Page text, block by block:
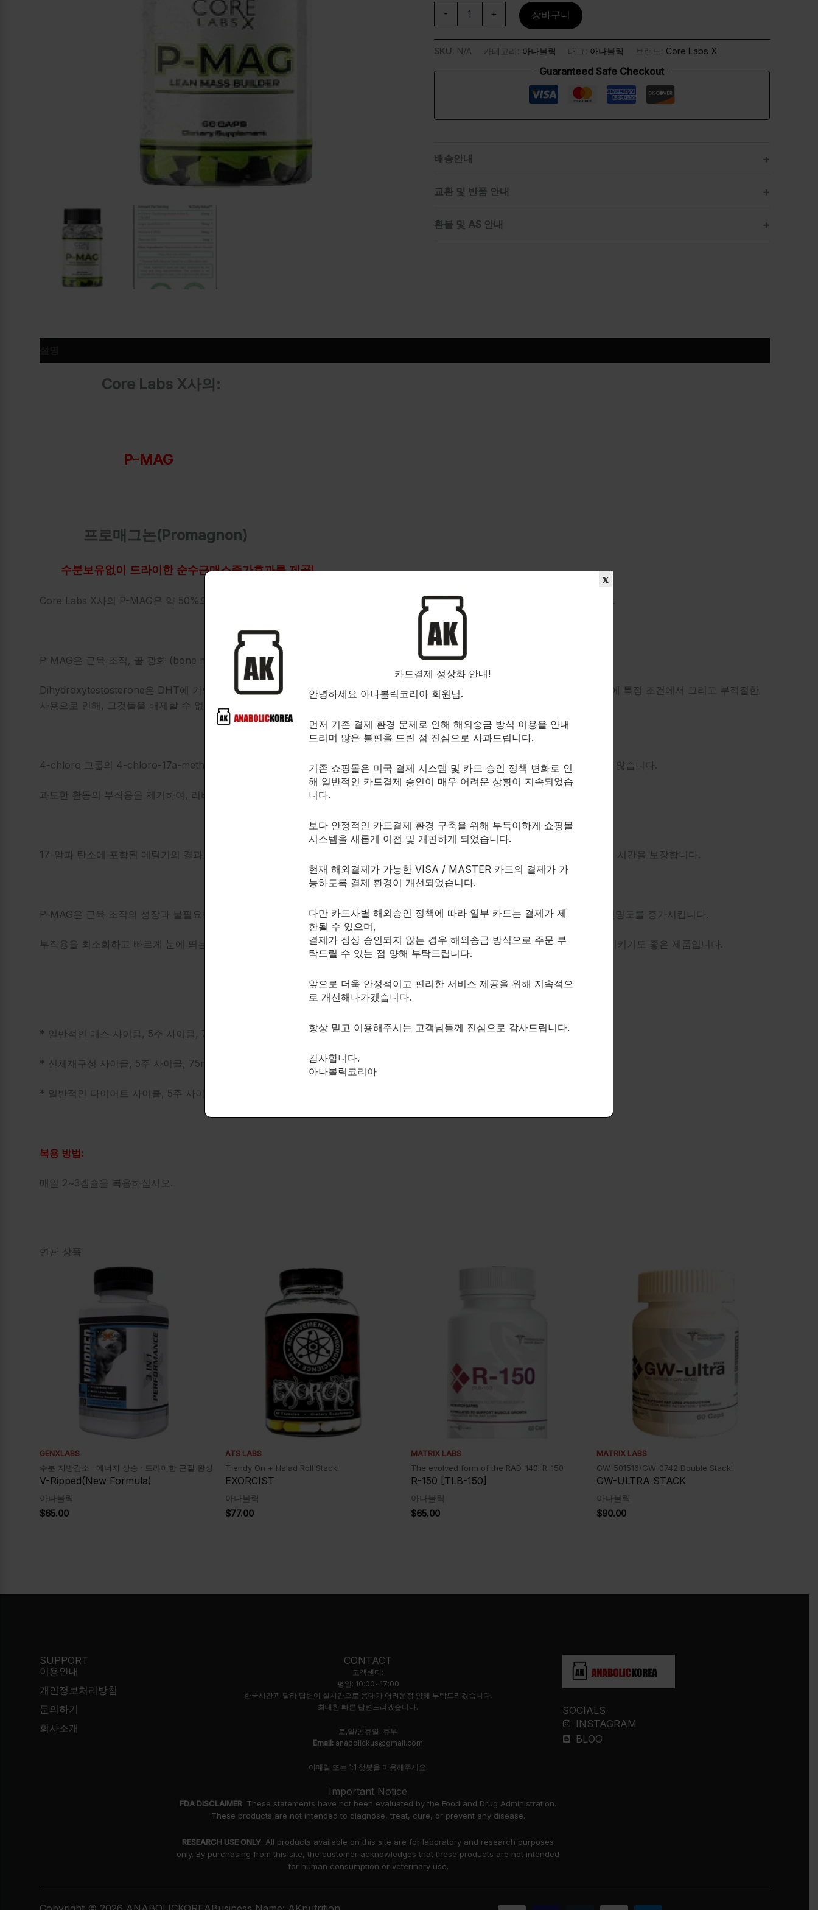
- + 장바구니
SKU: N/A 카테고리: 아나볼릭 태그: 아나볼릭 브랜드: Core Labs X
Guaranteed Safe Checkout
배송안내
교환 및 반품 안내
환불 및 AS 안내
Core Labs X사의:
P-MAG
프로매그논(Promagnon)
수분보유없이 드라이한 순수근매스증가효과를 제공!
Core Labs X사의 P-MAG은 약 50%의 아나볼릭 테스토스테론 활성을 가진 비교적 순한 아나볼릭 제제로 안드로겐 효과가 적습니다.
P-MAG은 근육 조직, 골 광화 (bone mineralization),잉여분의 지방 조직 분해, 적혈구의 합성으로 이어지는 신호를 강화합니다.
Dihydroxytestosterone은 DHT에 기인하는 약간의 부작용을 가지고 있지만, 어느 정도 Dihydroxytestosterone으로 전환되기 때문에 특정 조건에서 그리고 부적절한
사용으로 인해, 그것들을 배제할 수 없습니다.
4-chloro 그룹의 4-chloro-17a-methylandros-4-ene-3b는 방향족화효소의 기질이 아니므로 에스트로겐으로의 방향족화를 거치지 않습니다.
과도한 활동의 부작용을 제거하여, 리비도, 수분 보유, 지방 축적 또는 지노의 발생 가능성을 제한합니다.
17-알파 탄소에 포함된 메틸기의 결과로 Chloromethylandrostenediol은 간에서 대사에 저항하여 체내 생존율을 높이고 최적의 작용 시간을 보장합니다.
P-MAG은 근육 조직의 성장과 불필요한 지방 조직의 감소르 촉진하는 순한 동화작용제로 드라이한 순수근매스와 근육이 단단함과 선명도를 증가시킵니다.
부작용을 최소화하고 빠르게 눈에 띄는 효과로 인해 초보자에게 이상적인 제품이될 수 있을 뿐만 아니라 중,상급자의 사이클에 포함시키기도 좋은 제품입니다.
* 일반적인 매스 사이클, 5주 사이클, 75mg 복용량 = 5-7kg 근육증가
* 신체재구성 사이클, 5주 사이클, 75mg 복용량 = 3-5kg 근육증가, 지방감소 1-2%
* 일반적인 다이어트 사이클, 5주 사이클, 75mg 복용량 = 1-2kg 근육증가, 지방감소 2~3%
복용 방법:
매일 2~3캡슐을 복용하십시오.
연관 상품
GENXLABS
수분 지방감소 · 에너지 상승 · 드라이한 근질 완성
V-Ripped(New Formula)
아나볼릭
$65.00
ATS LABS
Trendy On + Halad Roll Stack!
EXORCIST
아나볼릭
$77.00
MATRIX LABS
The evolved form of the RAD-140! R-150
R-150 [TLB-150]
아나볼릭
$65.00
MATRIX LABS
GW-501516/GW-0742 Double Stack!
GW-ULTRA STACK
아나볼릭
$90.00
SUPPORT
이용안내
개인정보처리방침
문의하기
회사소개
CONTACT
고객센터:
평일: 10:00~17:00
한국시간과 달라 답변이 실시간으로 응대가 어려운점 양해 부탁드리겠습니다.
최대한 빠른 답변드리겠습니다.
토,일/공휴일: 휴무
Email: anabolickus@gmail.com
이메일 또는 1:1 챗봇을 이용해주세요.
Important Notice
FDA DISCLAIMER: These statements have not been evaluated by the Food and Drug Administration.
These products are not intended to diagnose, treat, cure, or prevent any disease.
RESEARCH USE ONLY: All products available on this site are for laboratory and research purposes
only. By purchasing from this site, the customer acknowledges that these products are not intended
for human consumption or veterinary use.
SOCIALS
INSTAGRAM
BLOG
카드결제 정상화 안내!
안녕하세요 아나볼릭코리아 회원님.
먼저 기존 결제 환경 문제로 인해 해외송금 방식 이용을 안내
드리며 많은 불편을 드린 점 진심으로 사과드립니다.
기존 쇼핑몰은 미국 결제 시스템 및 카드 승인 정책 변화로 인
해 일반적인 카드결제 승인이 매우 어려운 상황이 지속되었습
니다.
보다 안정적인 카드결제 환경 구축을 위해 부득이하게 쇼핑몰
시스템을 새롭게 이전 및 개편하게 되었습니다.
현재 해외결제가 가능한 VISA / MASTER 카드의 결제가 가
능하도록 결제 환경이 개선되었습니다.
다만 카드사별 해외승인 정책에 따라 일부 카드는 결제가 제
한될 수 있으며,
결제가 정상 승인되지 않는 경우 해외송금 방식으로 주문 부
탁드릴 수 있는 점 양해 부탁드립니다.
앞으로 더욱 안정적이고 편리한 서비스 제공을 위해 지속적으
로 개선해나가겠습니다.
항상 믿고 이용해주시는 고객님들께 진심으로 감사드립니다.
감사합니다.
아나볼릭코리아
x